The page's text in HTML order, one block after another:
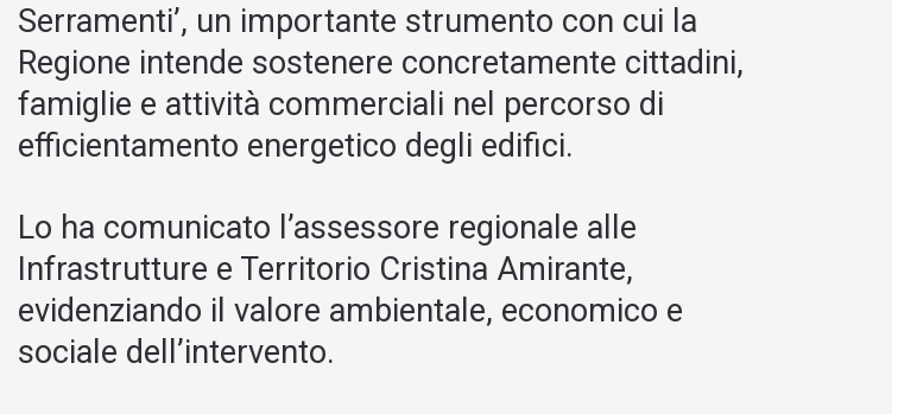
Serramenti’, un importante strumento con cui la
Regione intende sostenere concretamente cittadini,
famiglie e attività commerciali nel percorso di
efficientamento energetico degli edifici.
Lo ha comunicato l’assessore regionale alle
Infrastrutture e Territorio Cristina Amirante,
evidenziando il valore ambientale, economico e
sociale dell’intervento.